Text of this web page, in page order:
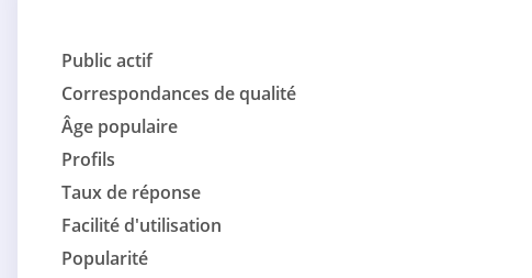
Public actif
Correspondances de qualité
Âge populaire
Profils
Taux de réponse
Facilité d'utilisation
Popularité